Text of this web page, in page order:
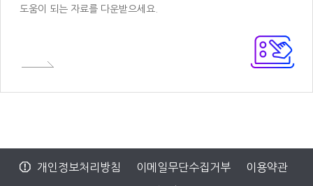
도움이 되는 자료를 다운받으세요.
개인정보처리방침 이메일무단수집거부 이용약관